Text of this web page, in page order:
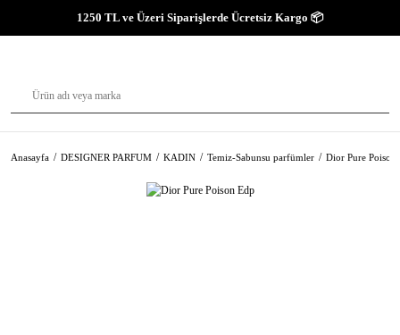
1250 TL ve Üzeri Siparişlerde Ücretsiz Kargo 📦
Anasayfa DESIGNER PARFUM KADIN Temiz-Sabunsu parfümler Dior Pure Poison